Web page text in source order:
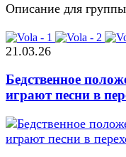
Описание для
21.03.26
Бедственное
играют песни в